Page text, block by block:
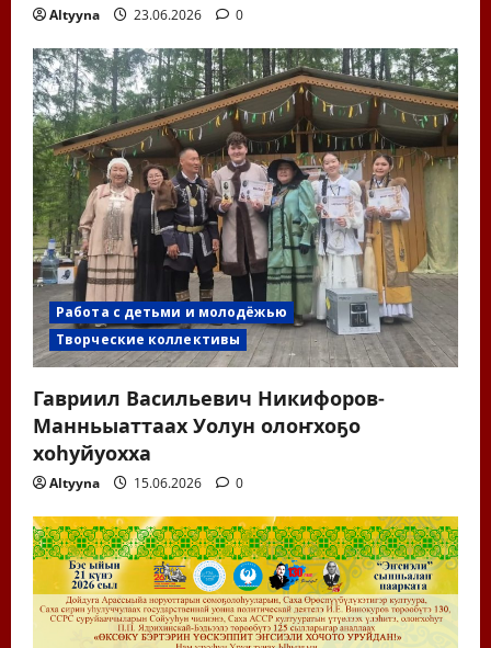
Altyyna 23.06.2026 0
Работа с детьми и молодёжью
Творческие коллективы
Гавриил Васильевич Никифоров-
Манньыаттаах Уолун олоҥхоҕо
хоһуйуохха
Altyyna 15.06.2026 0